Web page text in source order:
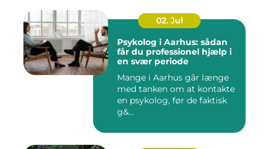
02. Jul
Psykolog i Aarhus: sådan
får du professionel hjælp i
en svær periode
Mange i Aarhus går længe
med tanken om at kontakte
en psykolog, før de faktisk
g&...